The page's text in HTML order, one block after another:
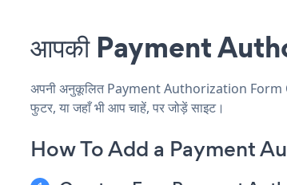
आपकी Payment
अपनी अनुकूलित Payment Authorization Form
फुटर, या जहाँ भी आप चाहें, पर जोड़ें साइट।
How To Add a Payment